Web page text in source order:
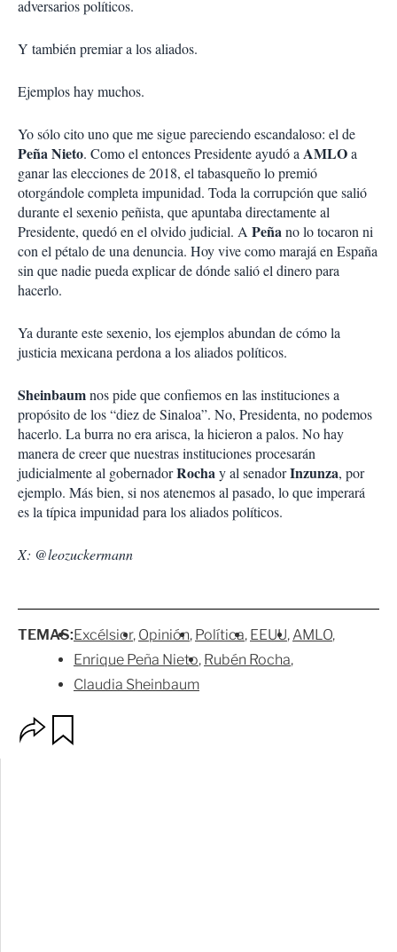
adversarios políticos.
Y también premiar a los aliados.
Ejemplos hay muchos.
Yo sólo cito uno que me sigue pareciendo escandaloso: el de
Peña Nieto. Como el entonces Presidente ayudó a AMLOa
ganar las elecciones de 2018, el tabasqueño lo premió
otorgándole completa impunidad. Toda la corrupción que salió
durante el sexenio peñista, que apuntaba directamente al
Presidente, quedó en el olvido judicial. A Peñano lo tocaron ni
con el pétalo de una denuncia. Hoy vive como marajá en España
sin que nadie pueda explicar de dónde salió el dinero para
hacerlo.
Ya durante este sexenio, los ejemplos abundan de cómo la
justicia mexicana perdona a los aliados políticos.
Sheinbaumnos pide que confiemos en las instituciones a
propósito de los “diez de Sinaloa”. No, Presidenta, no podemos
hacerlo. La burra no era arisca, la hicieron a palos. No hay
manera de creer que nuestras instituciones procesarán
judicialmente al gobernadorRochay al senadorInzunza, por
ejemplo. Más bien, si nos atenemos al pasado, lo que imperará
es la típica impunidad para los aliados políticos.
X: @leozuckermann
TEMAS:Excélsior Opinión Política EEUU AMLO
Enrique Peña Nieto Rubén Rocha
Claudia Sheinbaum
p